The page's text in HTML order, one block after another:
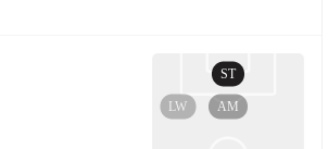
AM
LW
ST